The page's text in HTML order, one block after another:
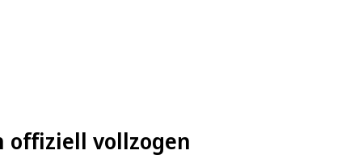
offiziell vollzogen